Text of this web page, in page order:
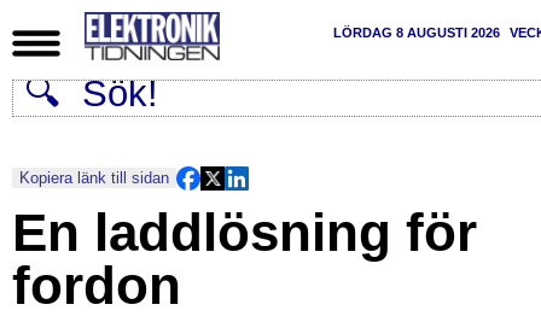
LÖRDAG 8 AUGUSTI 2026
Kopiera länk till sidan
En laddlösning för
fordon